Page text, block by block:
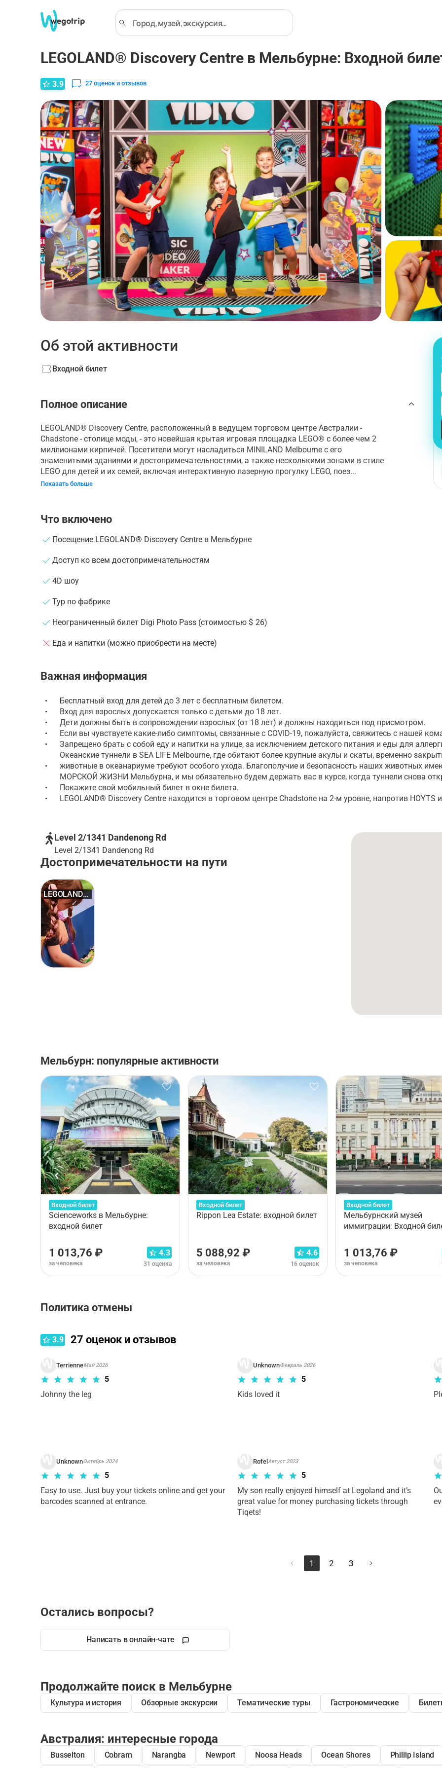
LEGOLAND® Discovery Centre в Мельбурне: Входной
3.9 27 оценок и отзывов
Об этой активности
Входной билет
Полное описание
LEGOLAND® Discovery Centre, расположенный в ведущем торговом центре Австралии -
Chadstone - столице моды, - это новейшая крытая игровая площадка LEGO® с более чем 2
миллионами кирпичей. Посетители могут насладиться MINILAND Melbourne с его
знаменитыми зданиями и достопримечательностями, а также несколькими зонами в стиле
LEGO для детей и их семей, включая интерактивную лазерную прогулку LEGO, поез...
Показать больше
Что включено
Посещение LEGOLAND® Discovery Centre в Мельбурне
Доступ ко всем достопримечательностям
4D шоу
Тур по фабрике
Неограниченный билет Digi Photo Pass (стоимостью $ 26)
Еда и напитки (можно приобрести на месте)
Важная информация
•
Бесплатный вход для детей до 3 лет с бесплатным билетом.
•
Вход для взрослых допускается только с детьми до 18 лет.
•
Дети должны быть в сопровождении взрослых (от 18 лет) и должны находиться под присмотром.
•
Если вы чувствуете какие-либо симптомы, связанные с COVID-19, пожалуйста, свяжитесь с нашей
•
Запрещено брать с собой еду и напитки на улице, за исключением детского питания и еды для
•
Океанские туннели в SEA LIFE Melbourne, где обитают более крупные акулы и скаты, временно
животные в океанариуме требуют особого ухода. Благополучие и безопасность наших животных
МОРСКОЙ ЖИЗНИ Мельбурна, и мы обязательно будем держать вас в курсе, когда туннели снова
•
Покажите свой мобильный билет в окне билета.
•
LEGOLAND® Discovery Centre находится в торговом центре Chadstone на 2-м уровне, напротив HOYTS
Level 2/1341 Dandenong Rd
Level 2/1341 Dandenong Rd
Достопримечательности на пути
LEGOLAND®
Discove...
Мельбурн: популярные активности
Входной билет
Scienceworks в Мельбурне:
входной билет
1 013,76 ₽
за человека
4.3
31 оценка
Входной билет
Rippon Lea Estate: входной билет
5 088,92 ₽
за человека
4.6
16 оценок
Входной билет
Мельбурнский музей
иммиграции: Входной
1 013,76 ₽
за человека
Политика отмены
3.9
27 оценок и отзывов
TerrienneМай 2026
5
Johnny the leg
UnknownФевраль 2026
5
Kids loved it
UnknownОктябрь 2024
5
Easy to use. Just buy your tickets online and get your
barcodes scanned at entrance.
Rofel Август 2023
5
My son really enjoyed himself at Legoland and it’s
great value for money purchasing tickets through
Tiqets!
1 2 3
Остались вопросы?
Написать в онлайн-чате
Продолжайте поиск в Мельбурне
Культура и история Обзорные экскурсии Тематические туры Гастрономические
Австралия: интересные города
Busselton Cobram Narangba Newport Noosa Heads Ocean Shores Phillip Island